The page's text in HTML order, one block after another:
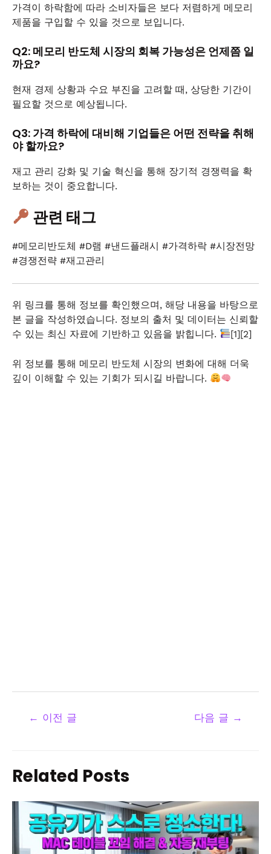
가격이 하락함에 따라 소비자들은 보다 저렴하게 메모리
제품을 구입할 수 있을 것으로 보입니다.
Q2: 메모리 반도체 시장의 회복 가능성은 언제쯤 일
까요?
현재 경제 상황과 수요 부진을 고려할 때, 상당한 기간이
필요할 것으로 예상됩니다.
Q3: 가격 하락에 대비해 기업들은 어떤 전략을 취해
야 할까요?
재고 관리 강화 및 기술 혁신을 통해 장기적 경쟁력을 확
보하는 것이 중요합니다.
관련 태그
#메모리반도체 #D램 #낸드플래시 #가격하락 #시장전망
#경쟁전략 #재고관리
위 링크를 통해 정보를 확인했으며, 해당 내용을 바탕으로
본 글을 작성하였습니다. 정보의 출처 및 데이터는 신뢰할
수 있는 최신 자료에 기반하고 있음을 밝힙니다.
[1][2]
위 정보를 통해 메모리 반도체 시장의 변화에 대해 더욱
깊이 이해할 수 있는 기회가 되시길 바랍니다.
← 이전 글 다음 글 →
Related Posts